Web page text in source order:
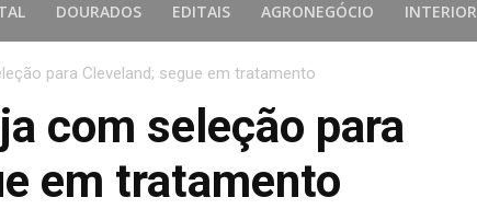
DOURADOS EDITAIS AGRONEGÓCIO INTERIOR
para Cleveland; segue em tratamento
com seleção para
em tratamento